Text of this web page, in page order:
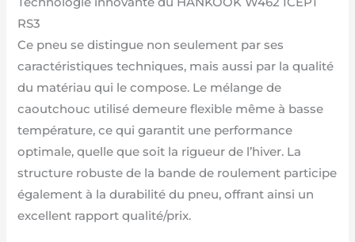
RS3
Ce pneu se distingue non seulement par ses
caractéristiques techniques, mais aussi par la qualité
du matériau qui le compose. Le mélange de
caoutchouc utilisé demeure flexible même à basse
température, ce qui garantit une performance
optimale, quelle que soit la rigueur de l’hiver. La
structure robuste de la bande de roulement participe
également à la durabilité du pneu, offrant ainsi un
excellent rapport qualité/prix.